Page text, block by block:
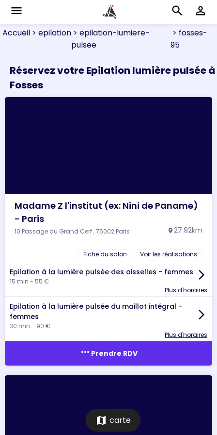
menu search perm_identity
Accueil > epilation > epilation-lumiere-
pulsee
> fosses-
95
Réservez votre Epilation lumière pulsée à
Fosses
Madame Z l'institut (ex: Nini de Paname)
- Paris
10 Passage du Grand Cerf , 75002 Paris location_on 27.92km
Fiche du salon Voir les réalisations
Epilation à la lumière pulsée des aisselles - femmes
15 min - 55 €
arrow_forward_ios
Plus d'horaires
Epilation à la lumière pulsée du maillot intégral -
femmes
30 min - 90 €
arrow_forward_ios
Plus d'horaires
more_horiz Prendre RDV
map carte